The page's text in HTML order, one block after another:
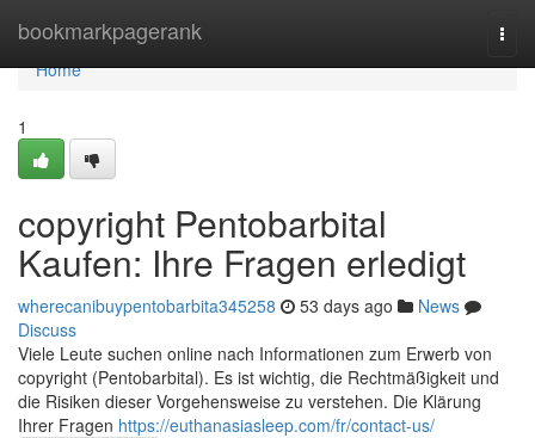
bookmarkpagerank
Home
Home
1
copyright Pentobarbital
Kaufen: Ihre Fragen erledigt
wherecanibuypentobarbita345258 53 days ago
News
Discuss
Viele Leute suchen online nach Informationen zum Erwerb von
copyright (Pentobarbital). Es ist wichtig, die Rechtmäßigkeit und
die Risiken dieser Vorgehensweise zu verstehen. Die Klärung
Ihrer Fragen https://euthanasiasleep.com/fr/contact-us/